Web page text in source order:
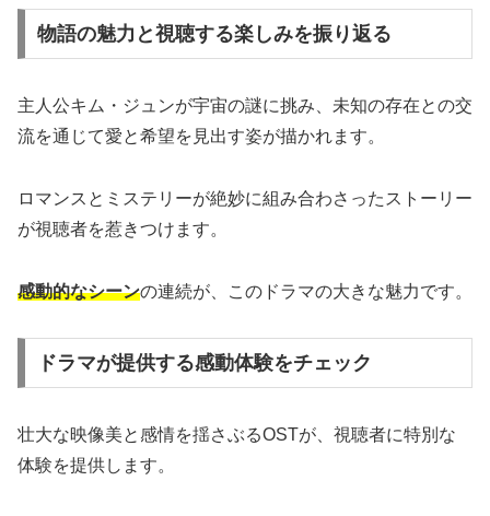
物語の魅力と視聴する楽しみを振り返る
主人公キム・ジュンが宇宙の謎に挑み、未知の存在との交
流を通じて愛と希望を見出す姿が描かれます。
ロマンスとミステリーが絶妙に組み合わさったストーリー
が視聴者を惹きつけます。
感動的なシーンの連続が、このドラマの大きな魅力です。
ドラマが提供する感動体験をチェック
壮大な映像美と感情を揺さぶるOSTが、視聴者に特別な
体験を提供します。